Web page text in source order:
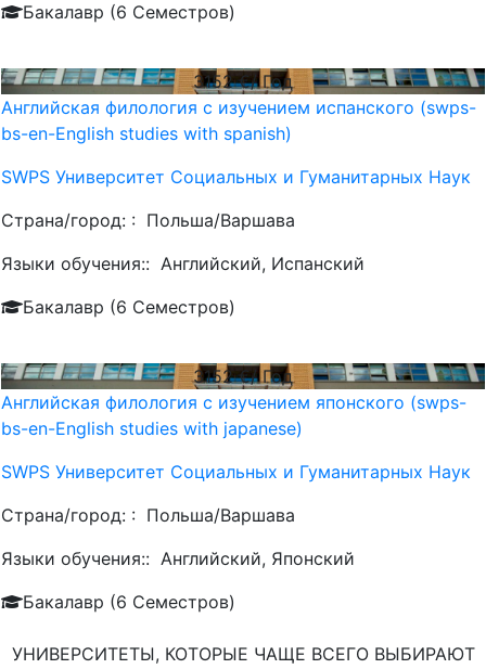
Бакалавр (6 Семестров)
3152€/ Год
Английская филология с изучением испанского (swps-
bs-en-English studies with spanish)
SWPS Университет Социальных и Гуманитарных Наук
Страна/город: : Польша/Варшава
Языки обучения:: Английский, Испанский
Бакалавр (6 Семестров)
3152€/ Год
Английская филология с изучением японского (swps-
bs-en-English studies with japanese)
SWPS Университет Социальных и Гуманитарных Наук
Страна/город: : Польша/Варшава
Языки обучения:: Английский, Японский
Бакалавр (6 Семестров)
УНИВЕРСИТЕТЫ, КОТОРЫЕ ЧАЩЕ ВСЕГО ВЫБИРАЮТ